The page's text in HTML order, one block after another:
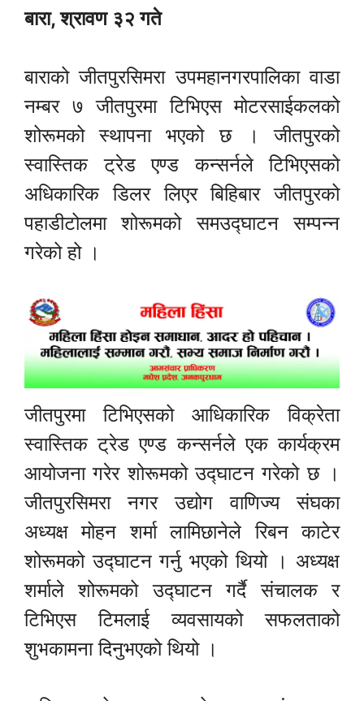
बारा, श्रावण ३२ गते
बाराको जीतपुरसिमरा उपमहानगरपालिका वाडा
नम्बर ७ जीतपुरमा टिभिएस मोटरसाईकलको
शोरूमको स्थापना भएको छ । जीतपुरको
स्वास्तिक ट्रेड एण्ड कन्सर्नले टिभिएसको
अधिकारिक डिलर लिएर बिहिबार जीतपुरको
पहाडीटोलमा शोरूमको समउद्घाटन सम्पन्न
गरेको हो ।
जीतपुरमा टिभिएसको आधिकारिक विक्रेता
स्वास्तिक ट्रेड एण्ड कन्सर्नले एक कार्यक्रम
आयोजना गरेर शोरूमको उद्घाटन गरेको छ ।
जीतपुरसिमरा नगर उद्योग वाणिज्य संघका
अध्यक्ष मोहन शर्मा लामिछानेले रिबन काटेर
शोरूमको उद्घाटन गर्नु भएको थियो । अध्यक्ष
शर्माले शोरूमको उद्घाटन गर्दै संचालक र
टिभिएस टिमलाई व्यवसायको सफलताको
शुभकामना दिनुभएको थियो ।